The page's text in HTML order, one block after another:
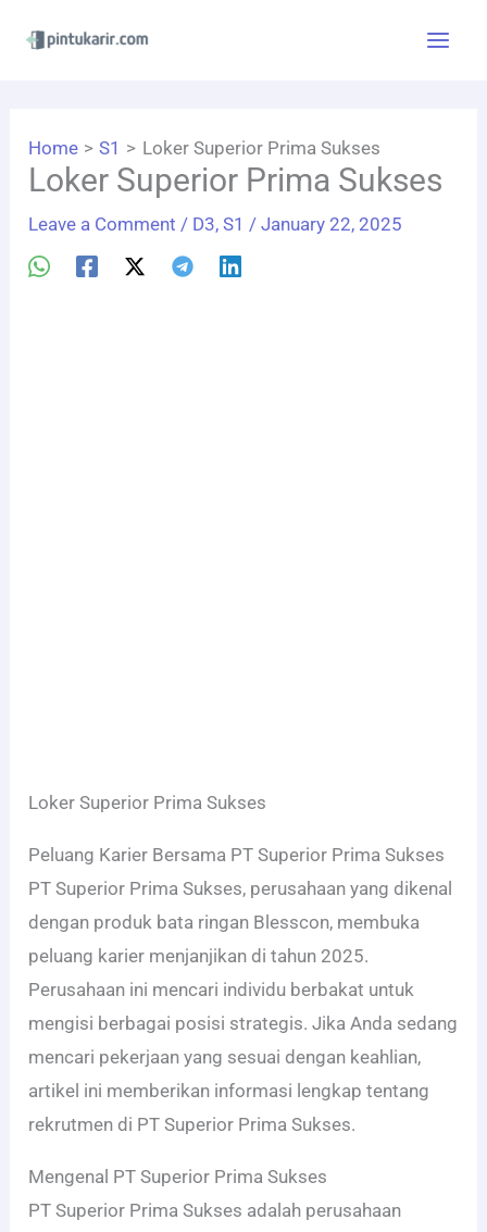
Home S1 Loker Superior Prima Sukses
Loker Superior Prima Sukses
Leave a Comment / D3,S1 /January 22, 2025
Loker Superior Prima Sukses
Peluang Karier Bersama PT Superior Prima Sukses
PT Superior Prima Sukses, perusahaan yang dikenal
dengan produk bata ringan Blesscon, membuka
peluang karier menjanjikan di tahun 2025.
Perusahaan ini mencari individu berbakat untuk
mengisi berbagai posisi strategis. Jika Anda sedang
mencari pekerjaan yang sesuai dengan keahlian,
artikel ini memberikan informasi lengkap tentang
rekrutmen di PT Superior Prima Sukses.
Mengenal PT Superior Prima Sukses
PT Superior Prima Sukses adalah perusahaan